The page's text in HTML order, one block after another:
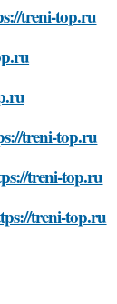
treni-top.ru
treni-top.ru
treni-top.ru
treni-top.ru